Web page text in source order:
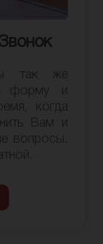
так же
форму и
когда
Вам и
вопросы.